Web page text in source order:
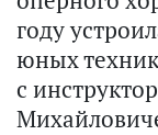
году
юных
с